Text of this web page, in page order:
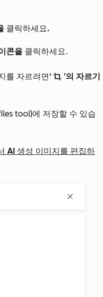
클릭하세요.
콘을 클릭하세요.
를 자르려면‘ cropIcon ’의 자르기
tool)에 저장할 수 있습
AI 생성 이미지를 편집하